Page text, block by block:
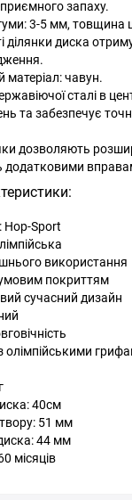
запаху.
3-5 мм, товщина
ділянки диска
матеріал: чавун.
сталі в
та забезпечує
дозволяють
додатковими
Hop-Sport
використання
покриттям
сучасний дизайн
олімпійськими
40см
51 мм
44 мм
місяців